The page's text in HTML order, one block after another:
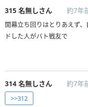
315 名無しさん 約7年
開幕立ち回りはとりあえず
ドした人がバト戦友で
314 名無しさん 約7年
>>312